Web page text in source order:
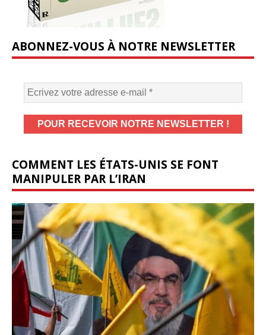
ABONNEZ-VOUS À NOTRE NEWSLETTER
COMMENT LES ÉTATS-UNIS SE FONT
MANIPULER PAR L’IRAN